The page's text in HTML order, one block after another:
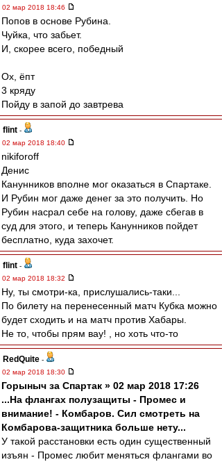
02 мар 2018 18:46
Попов в основе Рубина.
Чуйка, что забьет.
И, скорее всего, победный
Ох, ёпт
3 кряду
Пойду в запой до завтрева
flint -
02 мар 2018 18:40
nikifоroff
Денис
Канунников вполне мог оказаться в Спартаке.
И Рубин мог даже денег за это получить. Но
Рубин насрал себе на голову, даже сбегав в
суд для этого, и теперь Канунников пойдет
бесплатно, куда захочет.
flint -
02 мар 2018 18:32
Ну, ты смотри-ка, прислушались-таки...
По билету на перенесенный матч Кубка можно
будет сходить и на матч против Хабары.
Не то, чтобы прям вау! , но хоть что-то
RedQuite -
02 мар 2018 18:30
Горыныч за Спартак » 02 мар 2018 17:26
...На флангах полузащиты - Промес и
внимание! - Комбаров. Сил смотреть на
Комбарова-защитника больше нету...
У такой расстановки есть один существенный
изъян - Промес любит меняться флангами во